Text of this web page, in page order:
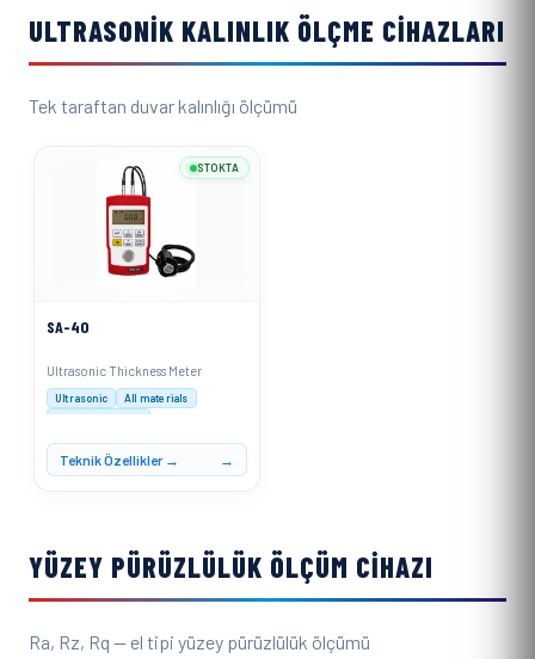
ULTRASONIK KALINLIK ÖLÇME CIHAZLARI
Tek taraftan duvar kalınlığı ölçümü
SA-40
Ultrasonic Thickness Meter
Ultrasonic
All materials
0.1mm resolution
Teknik Özellikler →
STOKTA
YÜZEY PÜRÜZLÜLÜK ÖLÇÜM CIHAZI
Ra, Rz, Rq — el tipi yüzey pürüzlülük ölçümü